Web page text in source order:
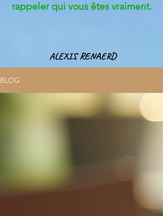
rappeler qui vous êtes vraiment.
ALEXIS RENAERD
BLOG